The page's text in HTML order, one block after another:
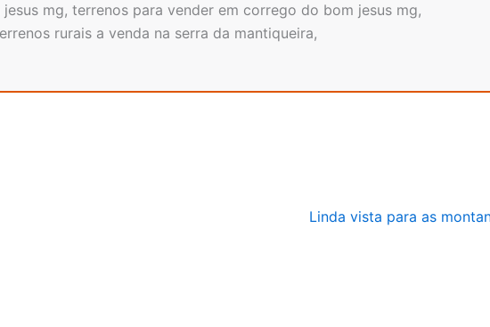
mg, terrenos para vender em corrego do bom jesus mg,
rurais a venda na serra da mantiqueira,